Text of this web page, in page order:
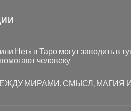
Нет» в Таро могут заводить в
человеку
МИРАМИ. СМЫСЛ, МАГИЯ